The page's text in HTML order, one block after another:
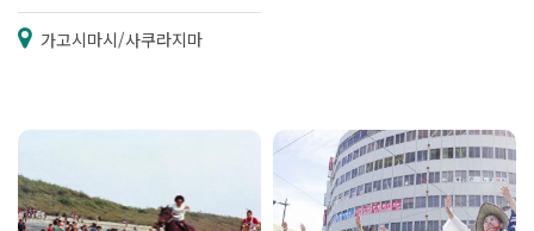
가고시마시/사쿠라지마